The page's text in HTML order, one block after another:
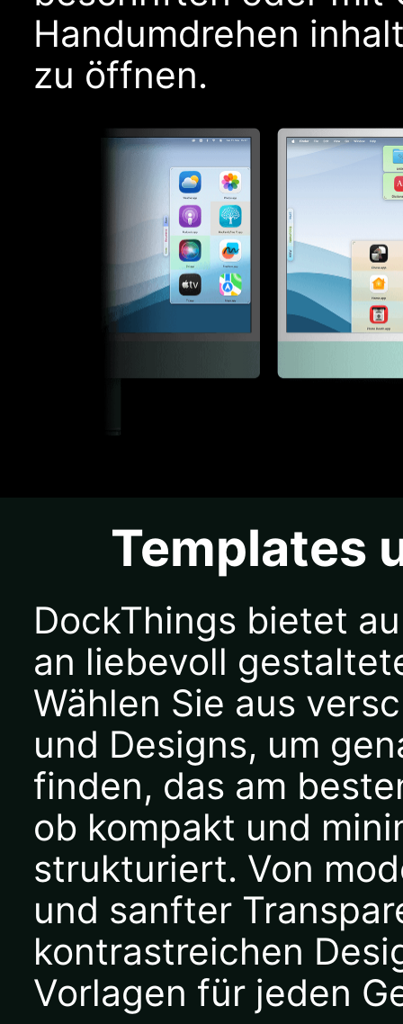
Handumdrehen
zu öffnen.
Templates
DockThings bietet
an liebevoll
Wählen Sie aus
und Designs, um
finden, das am
ob kompakt und
strukturiert. Von
und sanfter
kontrastreichen
Vorlagen für jeden